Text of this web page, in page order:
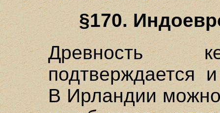
§170.
Древность
подтверждается
В Ирландии